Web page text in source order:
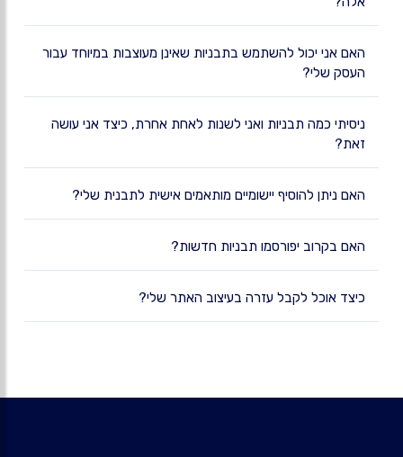
האם אני יכול להשתמש בתבניות שאינן מעוצבות במיוחד עבור
העסק שלי?
ניסיתי כמה תבניות ואני לשנות לאחת אחרת, כיצד אני עושה
זאת?
האם ניתן להוסיף יישומיים מותאמים אישית לתבנית שלי?
האם בקרוב יפורסמו תבניות חדשות?
כיצד אוכל לקבל עזרה בעיצוב האתר שלי?